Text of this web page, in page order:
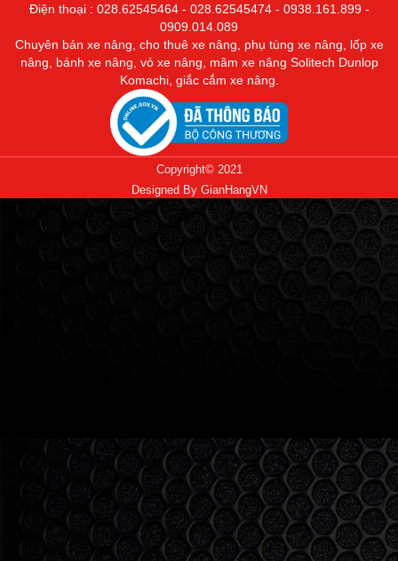
Điện thoại : 028.62545464 - 028.62545474 - 0938.161.899 -
0909.014.089
Chuyên bán xe nâng, cho thuê xe nâng, phụ tùng xe nâng, lốp xe
nâng, bánh xe nâng, vỏ xe nâng, mâm xe nâng Solitech Dunlop
Komachi, giắc cắm xe nâng.
Copyright© 2021
Designed By GianHangVN